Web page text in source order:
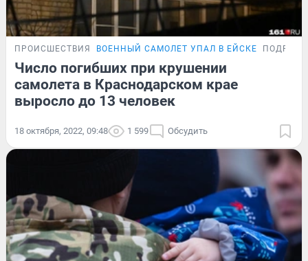
ПРОИСШЕСТВИЯ ВОЕННЫЙ САМОЛЕТ УПАЛ В ЕЙСКЕ
Число погибших при крушении
самолета в Краснодарском крае
выросло до 13 человек
18 октября, 2022, 09:48 1 599 Обсудить